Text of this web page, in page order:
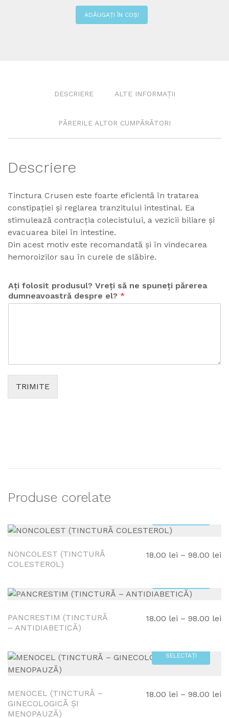
ADĂUGAȚI ÎN COȘ!
DESCRIERE ALTE INFORMAȚII
PĂRERILE ALTOR CUMPĂRĂTORI
Descriere
Tinctura Crusen este foarte eficientă în tratarea
constipației și reglarea tranzitului intestinal. Ea
stimulează contracția colecistului, a vezicii biliare și
evacuarea bilei în intestine.
Din acest motiv este recomandată și în vindecarea
hemoroizilor sau în curele de slăbire.
Ați folosit produsul? Vreți să ne spuneți părerea
dumneavoastră despre el? *
TRIMITE
Produse corelate
OPȚIUNEA!
NONCOLEST (TINCTURĂ
COLESTEROL)
18.00 lei – 98.00 lei
OPȚIUNEA!
PANCRESTIM (TINCTURĂ
– ANTIDIABETICĂ)
18.00 lei – 98.00 lei
SELECTAȚI
MENOCEL (TINCTURĂ –
GINECOLOGICĂ ȘI
MENOPAUZĂ)
18.00 lei – 98.00 lei